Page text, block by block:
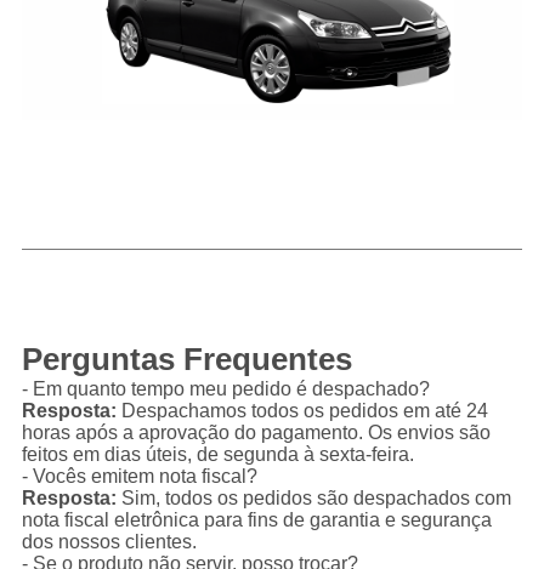
Perguntas Frequentes
- Em quanto tempo meu pedido é despachado?
Resposta: Despachamos todos os pedidos em até 24
horas após a aprovação do pagamento. Os envios são
feitos em dias úteis, de segunda à sexta-feira.
- Vocês emitem nota fiscal?
Resposta: Sim, todos os pedidos são despachados com
nota fiscal eletrônica para fins de garantia e segurança
dos nossos clientes.
- Se o produto não servir, posso trocar?